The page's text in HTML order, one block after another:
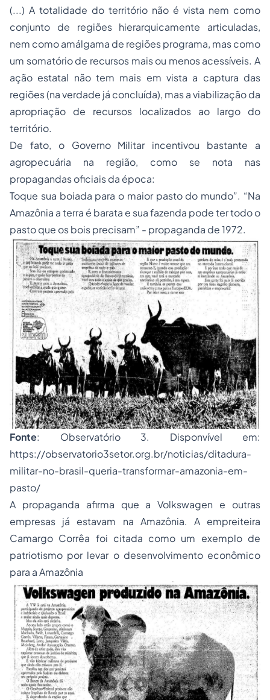
(...) A totalidade do território não é vista nem como
conjunto de regiões hierarquicamente articuladas,
nem como amálgama de regiões programa, mas como
um somatório de recursos mais ou menos acessíveis. A
ação estatal não tem mais em vista a captura das
regiões (na verdade já concluída), mas a viabilização da
apropriação de recursos localizados ao largo do
território.
De fato, o Governo Militar incentivou bastante a
agropecuária na região, como se nota nas
propagandas oficiais da época:
Toque sua boiada para o maior pasto do mundo”. “Na
Amazônia a terra é barata e sua fazenda pode ter todo o
pasto que os bois precisam” - propaganda de 1972.
Fonte: Observatório 3. Disponvível em:
https://observatorio3setor.org.br/noticias/ditadura-
militar-no-brasil-queria-transformar-amazonia-em-
pasto/
A propaganda afirma que a Volkswagen e outras
empresas já estavam na Amazônia. A empreiteira
Camargo Corrêa foi citada como um exemplo de
patriotismo por levar o desenvolvimento econômico
para a Amazônia